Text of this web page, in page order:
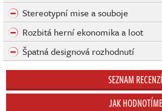
Stereotypní mise a souboje
Rozbitá herní ekonomika a loot
Špatná designová rozhodnutí
SEZNAM RECENZÍ
JAK HODNOTÍME